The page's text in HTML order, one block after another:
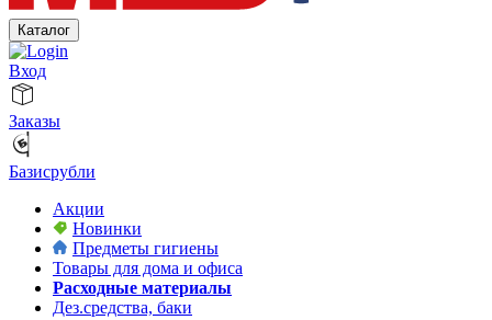
Каталог
Вход
Заказы
Базисрубли
Акции
Новинки
Предметы гигиены
Товары для дома и офиса
Расходные материалы
Дез.средства, баки